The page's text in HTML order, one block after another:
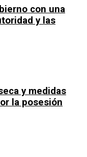
con una
y las
y medidas
la posesión